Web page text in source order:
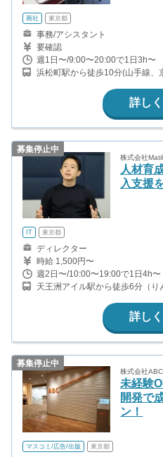
商社 東京都
事務/アシスタント
要確認
週1日〜/9:00〜20:00で1日3h〜
浜松町駅から徒歩10分(山手線、
営三田線) 田町駅から徒歩12分(
詳し
募集停止中
株式会社
人材育
入支援
IT 東京都
ディレクター
時給 1,500円〜
週2日〜/10:00〜19:00で1日4h〜
天王洲アイル駅から徒歩6分（り
詳し
募集停止中
株式会社
未経験
開発で
ン！
マスコミ/広告/出版 東京都